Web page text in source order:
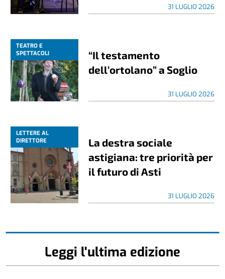
31 LUGLIO 2026
TEATRO E
SPETTACOLI
“Il testamento
dell’ortolano” a Soglio
31 LUGLIO 2026
LETTERE AL
DIRETTORE
La destra sociale
astigiana: tre priorità per
il futuro di Asti
31 LUGLIO 2026
Leggi l'ultima edizione